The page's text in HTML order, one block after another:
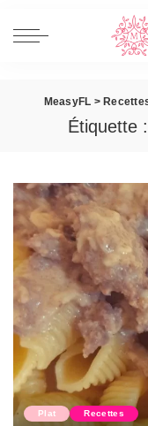
MeasyFL >
Étiquette :
Plat Recettes